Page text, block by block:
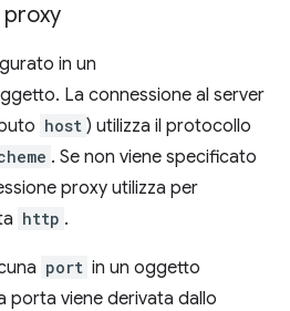
in un
La connessione al server
host ) utilizza il protocollo
. Se non viene specificato
proxy utilizza per
http .
port in un oggetto
porta viene derivata dallo